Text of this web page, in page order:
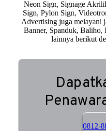
Neon Sign, Signage
Sign, Pylon Sign,
Advertising juga melayani
Banner, Spanduk, Baliho,
lainnya berikut
0812-